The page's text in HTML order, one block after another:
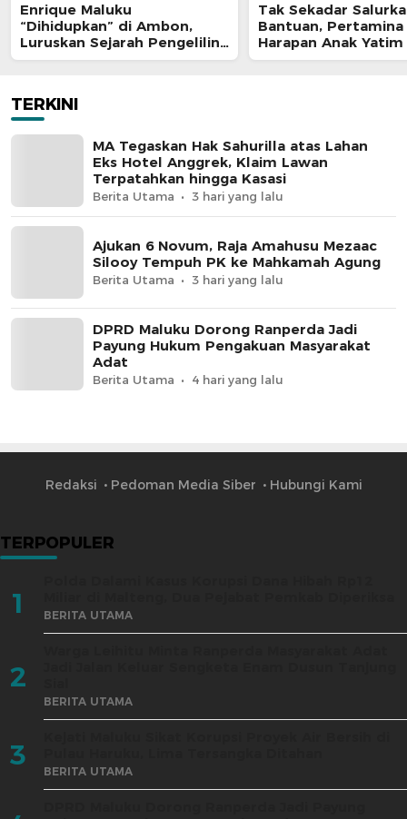
Enrique Maluku
“Dihidupkan” di Ambon,
Luruskan Sejarah Pengeliling
Bumi Pertama Adalah Putra
Tak Sekadar
Bantuan, Pertamina
Harapan Anak
Program Pertamina
TERKINI
MA Tegaskan Hak Sahurilla atas Lahan
Eks Hotel Anggrek, Klaim Lawan
Terpatahkan hingga Kasasi
Berita Utama 3 hari yang lalu
Ajukan 6 Novum, Raja Amahusu Mezaac
Silooy Tempuh PK ke Mahkamah Agung
Berita Utama 3 hari yang lalu
DPRD Maluku Dorong Ranperda Jadi
Payung Hukum Pengakuan Masyarakat
Adat
Berita Utama 4 hari yang lalu
Redaksi Pedoman Media Siber Hubungi Kami
TERPOPULER
1 BERITA UTAMA
2
BERITA UTAMA
3 BERITA UTAMA